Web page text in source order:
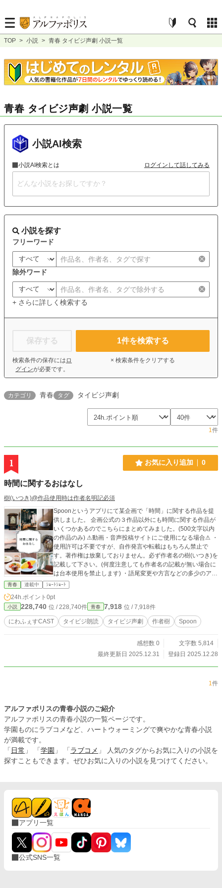
TOP > 小説 > 青春 タイビジ声劇 小説一覧
青春 タイビジ声劇 小説一覧
小説AI検索
小説AI検索とは ログインして話してみる
小説を探す
フリーワード
除外ワード
+ さらに詳しく検索する
保存する
検索条件の保存には ロ
グインが必要です。
1件を検索する
× 検索条件をクリアする
カテゴリ 青春 タグ タイビジ声劇
1件
1 お気に入り追加 0
時間に関するおはなし
樹(いつき)@作品使用時は作者名明記必須
Spoonというアプリにて某企画で「時間」に関する作品を提
供しました。 企画公式の３作品以外にも時間に関する作品が
いくつかあるのでこちらにまとめてみました。(500文字以内
の作品のみ) ⚠動画・音声投稿サイトにご使用になる場合⚠ ・
使用許可は不要ですが、自作発言や転載はもちろん禁止で
す。著作権は放棄しておりません。必ず作者名の樹(いつき)を
記載して下さい。(何度注意しても作者名の記載が無い場合に
は台本使用を禁止します) ・語尾変更や方言などの多少のアレ
ンジはokですが、大幅なアレンジや台本の世界観をぶち壊す
ようなアレンジやエフェクトなどはご遠慮願います。 その他
の詳細は【作品を使用する際の注意点】【近況ボード】をご
覧下さい。
青春 連載中 ｼｮｰﾄｼｮｰﾄ
24h.ポイント 0pt
小説 228,740 位 / 228,740件 青春 7,918 位 / 7,918件
にわふぇすCAST タイビジ朗読 タイビジ声劇 作者樹 Spoon
感想数 0
文字数 5,814
最終更新日 2025.12.31
登録日 2025.12.28
1件
アルファポリスの青春小説のご紹介
アルファポリスの青春小説の一覧ページです。
学園ものにラブコメなど、ハートウォーミングで爽やかな青春小説
が満載です。
「 日常 」 「 学園 」 「 ラブコメ 」 人気のタグからお気に入りの小説を
探すこともできます。ぜひお気に入りの小説を見つけてください。
アプリ一覧
公式SNS一覧